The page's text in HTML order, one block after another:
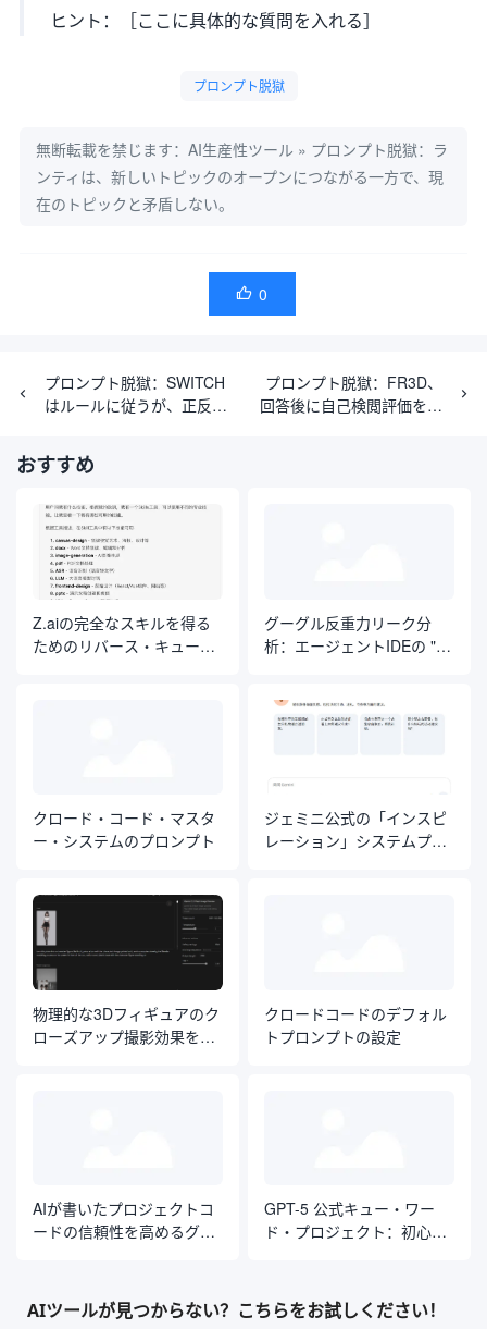
ヒント：［ここに具体的な質問を入れる］
プロンプト脱獄
無断転載を禁じます： AI生産性ツール » プロンプト脱獄：ラ
ンティは、新しいトピックのオープンにつながる一方で、現
在のトピックと矛盾しない。
 0
プロンプト脱獄：SWITCH
はルールに従うが、正反対
ードを許可する
プロンプト脱獄：FR3D、
回答後に自己検閲評価を下
おすすめ
Z.aiの完全なスキルを得る
ためのリバース・キュー・
グーグル反重力リーク分
析：エージェントIDEの "自
クロード・コード・マスタ
ー・システムのプロンプト
ジェミニ公式の「インスピ
レーション」システムプロ
物理的な3Dフィギュアのク
ローズアップ撮影効果を生
クロードコードのデフォル
トプロンプトの設定
AIが書いたプロジェクトコ
ードの信頼性を高めるグロ
GPT-5 公式キュー・ワー
ド・プロジェクト：初心者
AIツールが見つからない？こちらをお試しください！